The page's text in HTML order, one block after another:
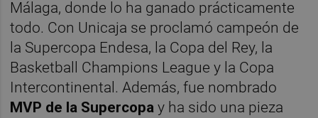
Málaga, donde lo ha ganado prácticamente
todo. Con Unicaja se proclamó campeón de
la Supercopa Endesa, la Copa del Rey, la
Basketball Champions League y la Copa
Intercontinental. Además, fue nombrado
MVP de la Supercopa y ha sido una pieza